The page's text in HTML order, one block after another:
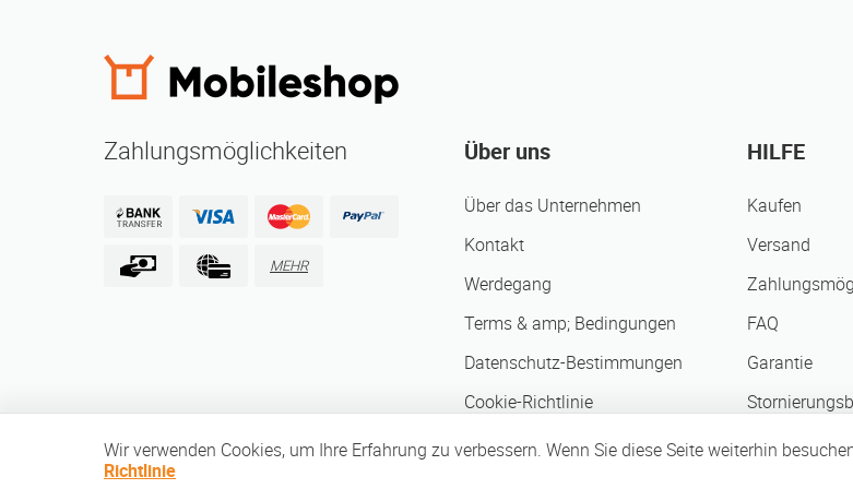
Zahlungsmöglichkeiten
MEHR
Über uns
Über das Unternehmen
Kontakt
Werdegang
Terms & amp; Bedingungen
Datenschutz-Bestimmungen
Cookie-Richtlinie
Geschäftspartner
HILFE
Kaufen
Versand
FAQ
Garantie
Wir verwenden Cookies, um Ihre Erfahrung zu verbessern. Wenn Sie diese Seite weiterhin
Richtlinie